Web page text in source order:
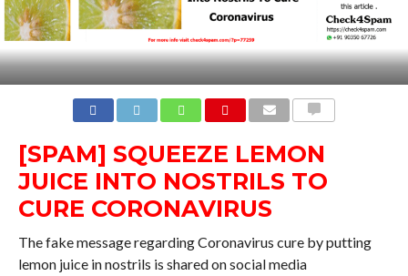
[SPAM] SQUEEZE LEMON
JUICE INTO NOSTRILS TO
CURE CORONAVIRUS
The fake message regarding Coronavirus cure by putting
lemon juice in nostrils is shared on social media